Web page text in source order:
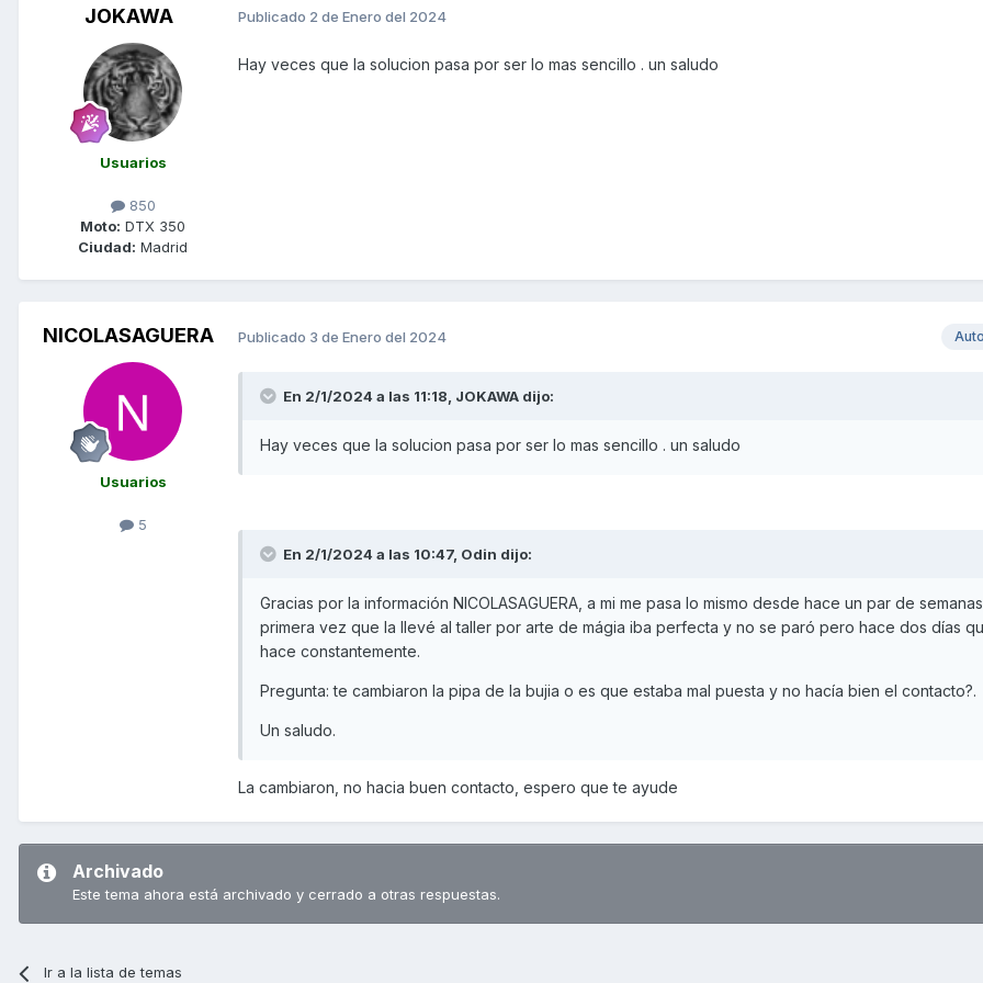
JOKAWA
Usuarios
850
Moto: DTX 350
Ciudad: Madrid
Publicado 2 de Enero del 2024
Hay veces que la solucion pasa por ser lo mas sencillo . un saludo
NICOLASAGUERA
Usuarios
5
Publicado 3 de Enero del 2024
En 2/1/2024 a las 11:18, JOKAWA dijo:
Hay veces que la solucion pasa por ser lo mas sencillo . un saludo
En 2/1/2024 a las 10:47, Odin dijo:
Gracias por la información NICOLASAGUERA, a mi me pasa lo mismo desde hace un par de
primera vez que la llevé al taller por arte de mágia iba perfecta y no se paró pero hace dos días
hace constantemente.
Pregunta: te cambiaron la pipa de la bujia o es que estaba mal puesta y no hacía bien el contacto?.
Un saludo.
La cambiaron, no hacia buen contacto, espero que te ayude
Archivado
Este tema ahora está archivado y cerrado a otras respuestas.
Ir a la lista de temas